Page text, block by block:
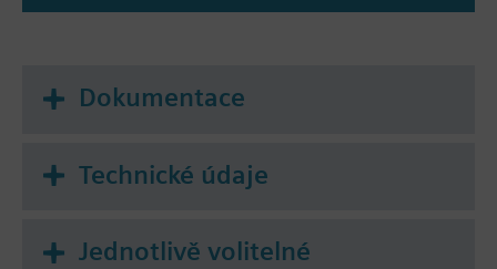
Dokumentace
Technické údaje
Jednotlivě volitelné